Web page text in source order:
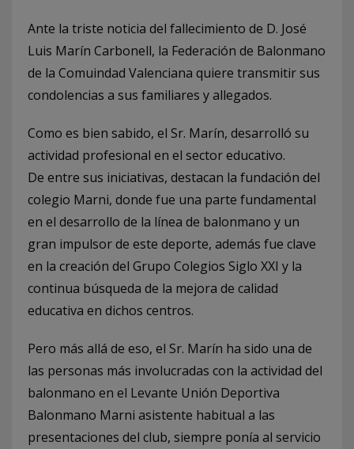
Ante la triste noticia del fallecimiento de D. José
Luis Marín Carbonell, la Federación de Balonmano
de la Comuindad Valenciana quiere transmitir sus
condolencias a sus familiares y allegados.
Como es bien sabido, el Sr. Marín, desarrolló su
actividad profesional en el sector educativo.
De entre sus iniciativas, destacan la fundación del
colegio Marni, donde fue una parte fundamental
en el desarrollo de la línea de balonmano y un
gran impulsor de este deporte, además fue clave
en la creación del Grupo Colegios Siglo XXI y la
continua búsqueda de la mejora de calidad
educativa en dichos centros.
Pero más allá de eso, el Sr. Marín ha sido una de
las personas más involucradas con la actividad del
balonmano en el Levante Unión Deportiva
Balonmano Marni asistente habitual a las
presentaciones del club, siempre ponía al servicio